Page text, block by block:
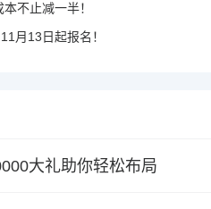
不止减一半！
月13日起报名！
大礼助你轻松布局